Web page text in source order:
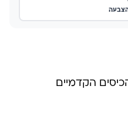
הקדמיים